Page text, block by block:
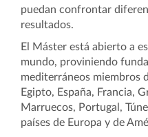
puedan confrontar
resultados.
El Máster está abierto a
mundo, proviniendo
mediterráneos miembros
Egipto, España, Francia,
Marruecos, Portugal,
países de Europa y de